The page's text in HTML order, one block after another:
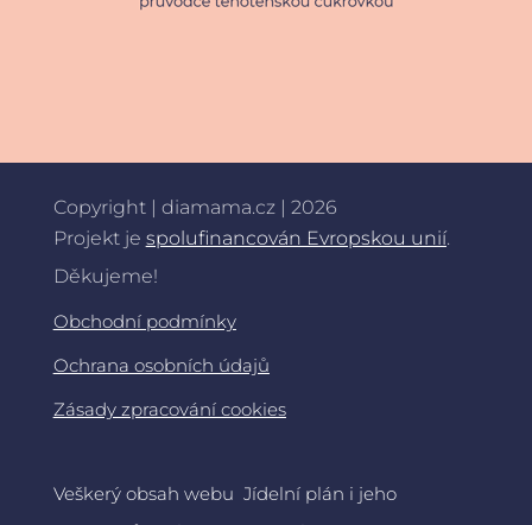
Copyright | diamama.cz | 2026
Projekt je spolufinancován Evropskou unií.
Děkujeme!
Obchodní podmínky
Ochrana osobních údajů
Zásady zpracování cookies
Veškerý obsah webu Jídelní plán i jeho